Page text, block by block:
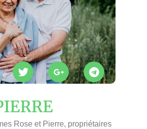
Rose et Pierre, propriétaires